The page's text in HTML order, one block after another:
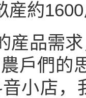
産約
品需求
戶們的
小店